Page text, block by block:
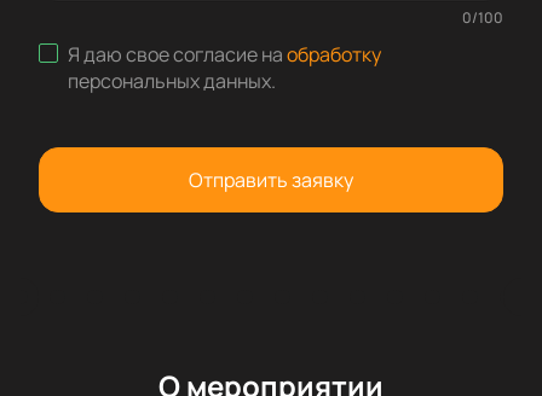
0/100
Я даю свое согласие наобработку
персональных данных.
Отправить заявку
О мероприятии